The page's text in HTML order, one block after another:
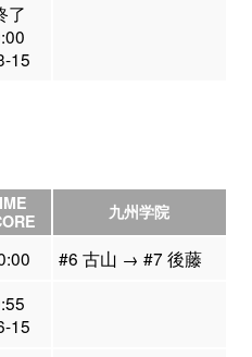
了
15
九州学院
#6 古山 → #7 後藤
15